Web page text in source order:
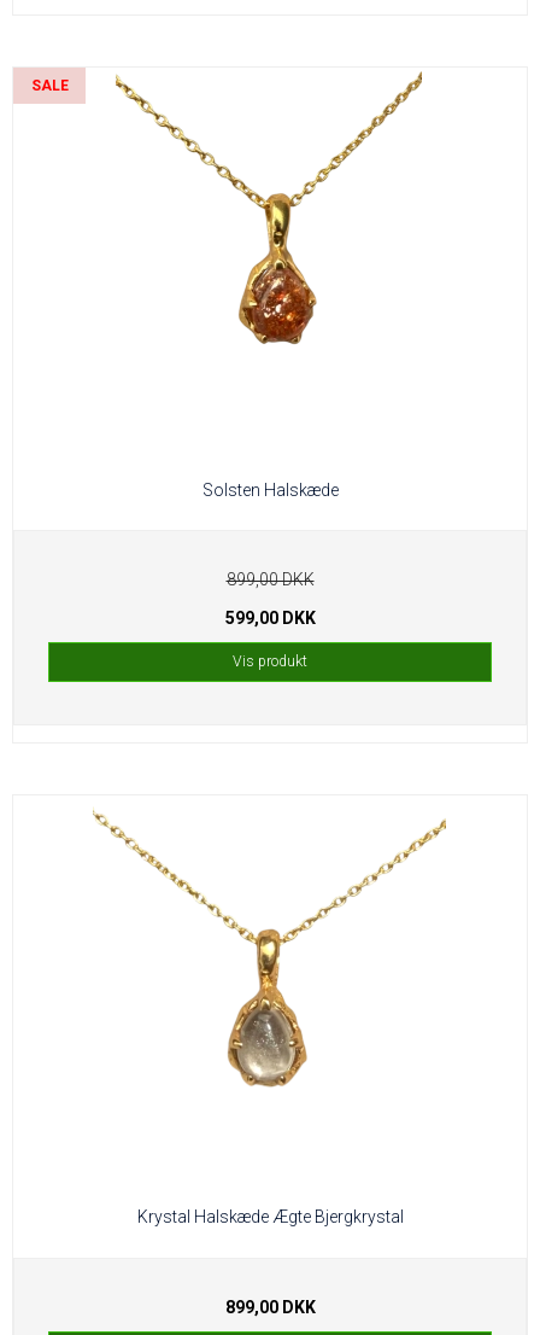
SALE
Solsten Halskæde
899,00 DKK
599,00 DKK
Vis produkt
Krystal Halskæde Ægte Bjergkrystal
899,00 DKK